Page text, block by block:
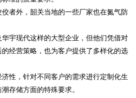
者外，韶关当地的一些厂家也在氮气防
宇现代这样的大型企业，但他们凭借对
经营策略，也为客户提供了多样化的选
性，针对不同客户的需求进行定制化生
存储方面的特殊要求。